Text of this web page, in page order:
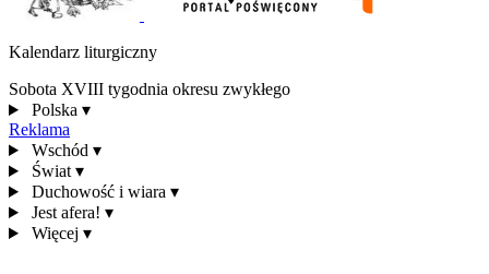
Kalendarz liturgiczny
Sobota XVIII tygodnia okresu zwykłego
Polska ▾
Reklama
Wschód ▾
Świat ▾
Duchowość i wiara ▾
Jest afera! ▾
Więcej ▾